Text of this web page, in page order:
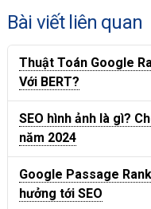
Bài viết liên quan
Thuật Toán Google
Với BERT?
SEO hình ảnh là gì?
năm 2024
Google Passage
hưởng tới SEO